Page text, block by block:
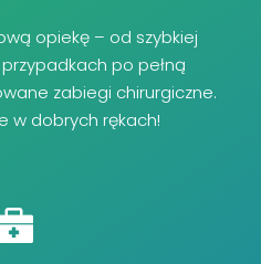
opiekę – od szybkiej
po pełną
zabiegi chirurgiczne.
w dobrych rękach!